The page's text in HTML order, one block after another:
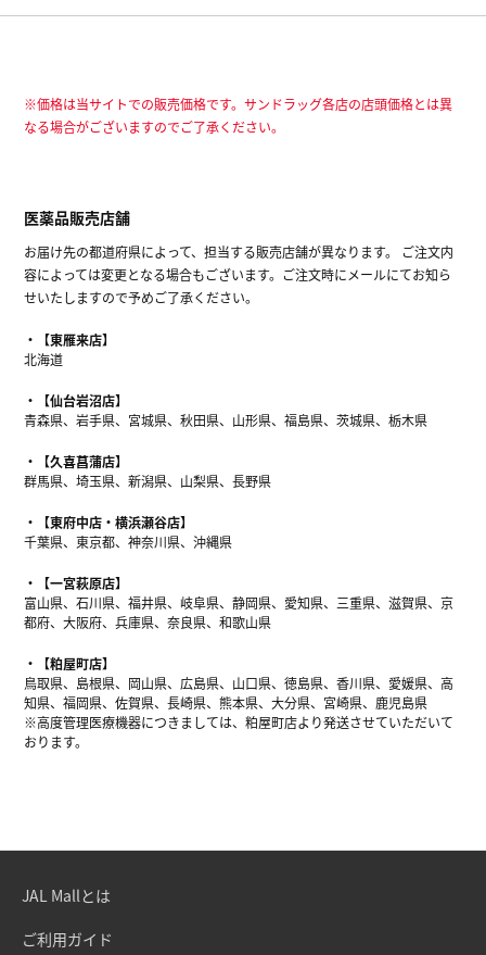
※価格は当サイトでの販売価格です。サンドラッグ各店の店頭価格とは異
なる場合がございますのでご了承ください。
医薬品販売店舗
お届け先の都道府県によって、担当する販売店舗が異なります。 ご注文内
容によっては変更となる場合もございます。ご注文時にメールにてお知ら
せいたしますので予めご了承ください。
【東雁来店】
北海道
【仙台岩沼店】
青森県、岩手県、宮城県、秋田県、山形県、福島県、茨城県、栃木県
【久喜菖蒲店】
群馬県、埼玉県、新潟県、山梨県、長野県
【東府中店・横浜瀬谷店】
千葉県、東京都、神奈川県、沖縄県
【一宮萩原店】
富山県、石川県、福井県、岐阜県、静岡県、愛知県、三重県、滋賀県、京
都府、大阪府、兵庫県、奈良県、和歌山県
【粕屋町店】
鳥取県、島根県、岡山県、広島県、山口県、徳島県、香川県、愛媛県、高
知県、福岡県、佐賀県、長崎県、熊本県、大分県、宮崎県、鹿児島県
※高度管理医療機器につきましては、粕屋町店より発送させていただいて
おります。
JAL Mallとは
ご利用ガイド